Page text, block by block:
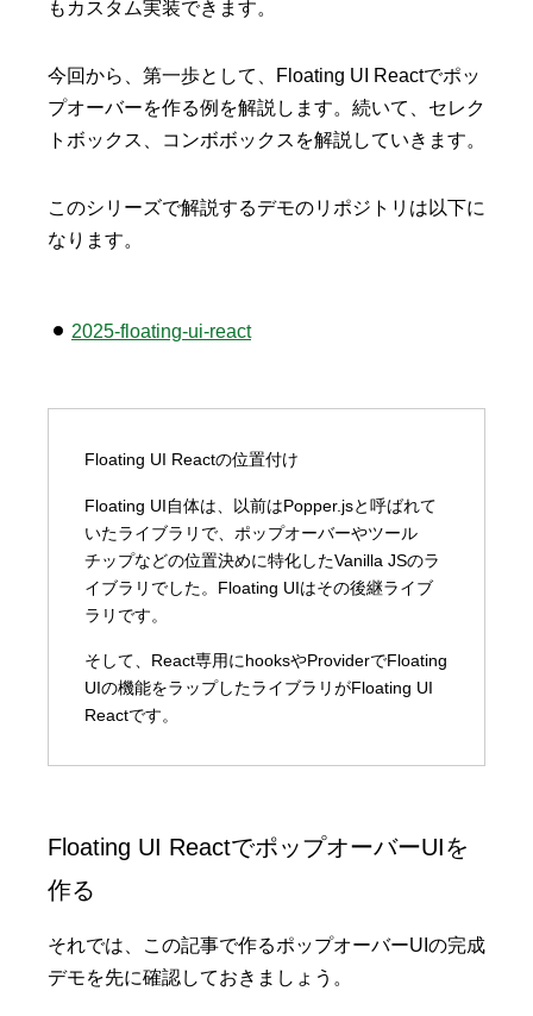
もカスタム実装できます。
今回から、第一歩として、Floating UI Reactでポッ
プオーバーを作る例を解説します。続いて、セレク
トボックス、コンボボックスを解説していきます。
このシリーズで解説するデモのリポジトリは以下に
なります。
2025-floating-ui-react
Floating UI Reactの位置付け
Floating UI自体は、以前はPopper.jsと呼ばれて
いたライブラリで、ポップオーバーやツール
チップなどの位置決めに特化したVanilla JSのラ
イブラリでした。Floating UIはその後継ライブ
ラリです。
そして、React専用にhooksやProviderでFloating
UIの機能をラップしたライブラリがFloating UI
Reactです。
Floating UI ReactでポップオーバーUIを
作る
それでは、この記事で作るポップオーバーUIの完成
デモを先に確認しておきましょう。